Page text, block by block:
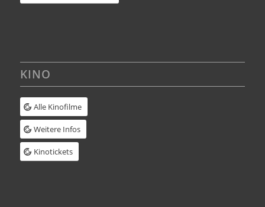
KINO
Alle Kinofilme
Weitere Infos
Kinotickets